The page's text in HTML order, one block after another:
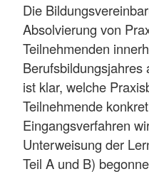
Die
Absolvierung von
Teilnehmenden
Berufsbildungsjahres
ist klar, welche
Teilnehmende
Eingangsverfahren
Unterweisung der
Teil A und B)